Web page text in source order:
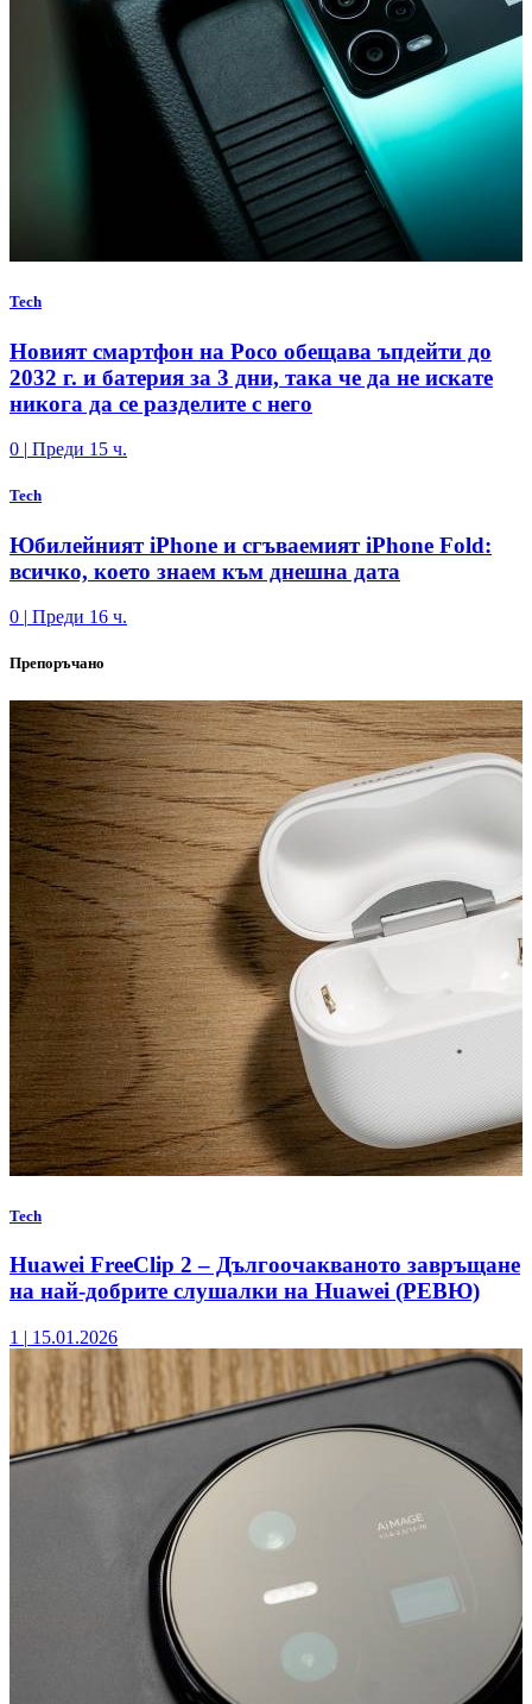
Tech
Новият смартфон на Poco обещава ъпдейти до
2032 г. и батерия за 3 дни, така че да не искате
никога да се разделите с него
0 | Преди 15 ч.
Tech
Юбилейният iPhone и сгъваемият iPhone Fold:
всичко, което знаем към днешна дата
0 | Преди 16 ч.
Препоръчано
Tech
Huawei FreeClip 2 – Дългоочакваното завръщане
на най-добрите слушалки на Huawei (РЕВЮ)
1 | 15.01.2026